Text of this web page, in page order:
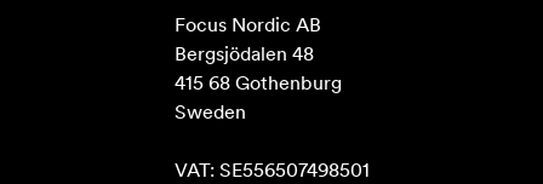
Focus Nordic AB
Bergsjödalen 48
415 68 Gothenburg
Sweden
VAT: SE556507498501